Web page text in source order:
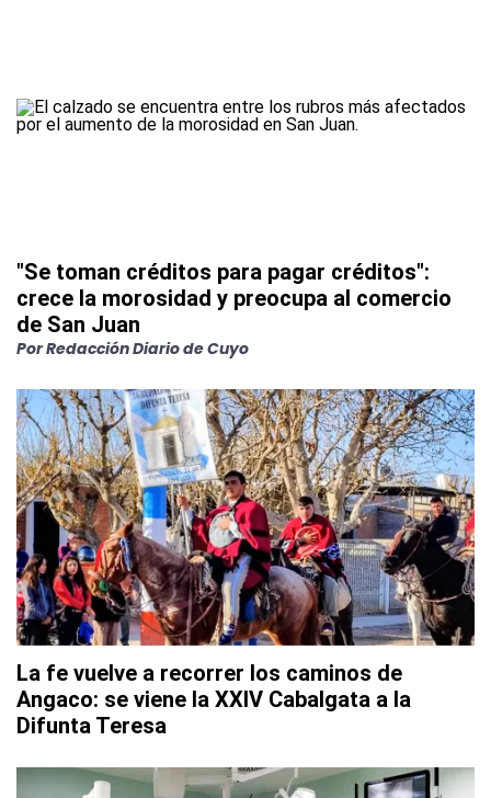
"Se toman créditos para pagar créditos":
crece la morosidad y preocupa al comercio
de San Juan
PorRedacción Diario de Cuyo
La fe vuelve a recorrer los caminos de
Angaco: se viene la XXIV Cabalgata a la
Difunta Teresa